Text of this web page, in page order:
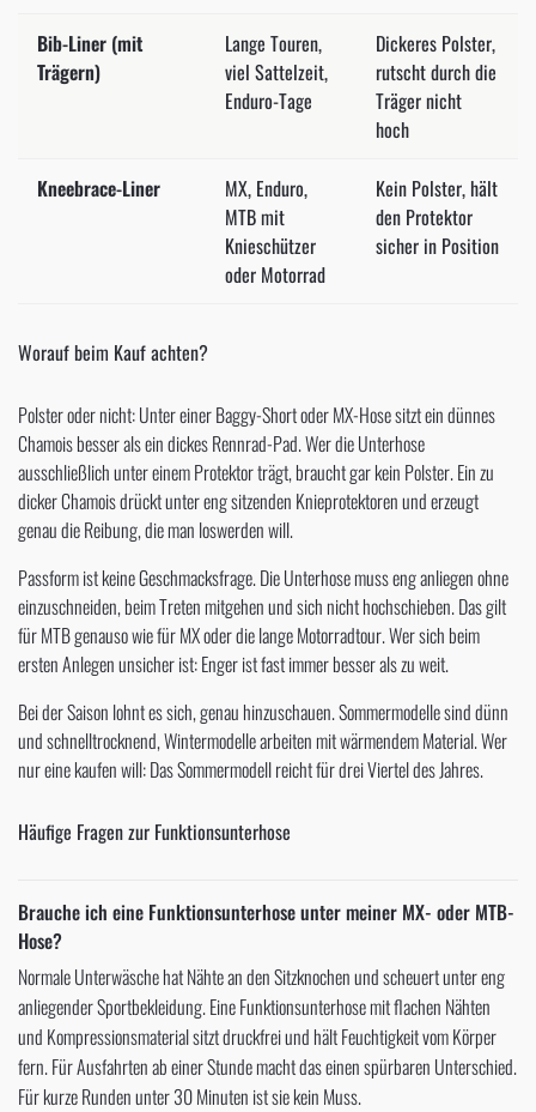
Bib-Liner (mit
Trägern)
Lange Touren,
viel Sattelzeit,
Enduro-Tage
Dickeres Polster,
rutscht durch die
Träger nicht
hoch
Kneebrace-Liner
MX, Enduro,
MTB mit
Knieschützer
oder Motorrad
Kein Polster, hält
den Protektor
sicher in Position
Worauf beim Kauf achten?
Polster oder nicht: Unter einer Baggy-Short oder MX-Hose sitzt ein dünnes
Chamois besser als ein dickes Rennrad-Pad. Wer die Unterhose
ausschließlich unter einem Protektor trägt, braucht gar kein Polster. Ein zu
dicker Chamois drückt unter eng sitzenden Knieprotektoren und erzeugt
genau die Reibung, die man loswerden will.
Passform ist keine Geschmacksfrage. Die Unterhose muss eng anliegen ohne
einzuschneiden, beim Treten mitgehen und sich nicht hochschieben. Das gilt
für MTB genauso wie für MX oder die lange Motorradtour. Wer sich beim
ersten Anlegen unsicher ist: Enger ist fast immer besser als zu weit.
Bei der Saison lohnt es sich, genau hinzuschauen. Sommermodelle sind dünn
und schnelltrocknend, Wintermodelle arbeiten mit wärmendem Material. Wer
nur eine kaufen will: Das Sommermodell reicht für drei Viertel des Jahres.
Häufige Fragen zur Funktionsunterhose
Brauche ich eine Funktionsunterhose unter meiner MX- oder MTB-
Hose?
Normale Unterwäsche hat Nähte an den Sitzknochen und scheuert unter eng
anliegender Sportbekleidung. Eine Funktionsunterhose mit flachen Nähten
und Kompressionsmaterial sitzt druckfrei und hält Feuchtigkeit vom Körper
fern. Für Ausfahrten ab einer Stunde macht das einen spürbaren Unterschied.
Für kurze Runden unter 30 Minuten ist sie kein Muss.